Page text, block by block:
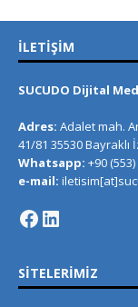
İLETIŞIM
SUCUDO Dijital
Adres: Adalet mah.
41/81 35530 Bayraklı
Whatsapp: +90
e-mail:
SITELERIMIZ